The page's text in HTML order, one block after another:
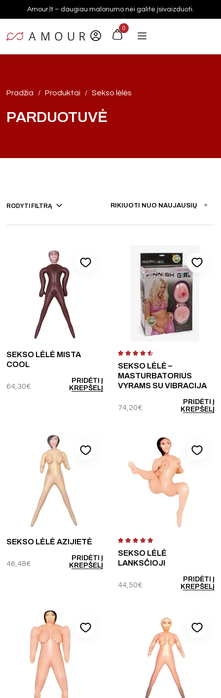
Amour.lt – daugiau malonumo nei galite įsivaizduoti.
0
Pradžia / Produktai / Sekso lėlės
PARDUOTUVĖ
RODYTI FILTRĄ RIKIUOTI NUO NAUJAUSIŲ
SEKSO LĖLĖ MISTA
COOL
64,30€
PRIDĖTI Į
KREPŠELĮ
SEKSO LĖLĖ –
MASTURBATORIUS
VYRAMS SU VIBRACIJA
74,20€
PRIDĖTI Į
KREPŠELĮ
SEKSO LĖLĖ AZIJIETĖ
46,48€
PRIDĖTI Į
KREPŠELĮ
SEKSO LĖLĖ
LANKSČIOJI
44,50€
PRIDĖTI Į
KREPŠELĮ